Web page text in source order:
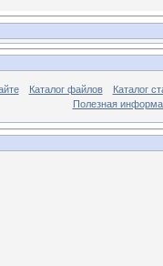
Каталог файлов
Каталог
Полезная